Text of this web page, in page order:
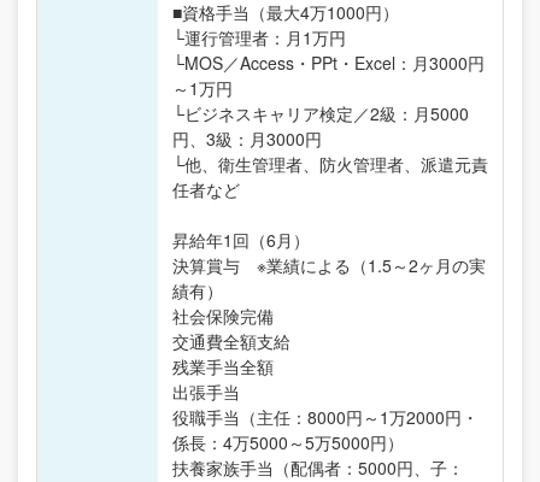
■資格手当（最大4万1000円）
└運行管理者：月1万円
└MOS／Access・PPt・Excel：月3000円
～1万円
└ビジネスキャリア検定／2級：月5000
円、3級：月3000円
└他、衛生管理者、防火管理者、派遣元責
任者など
昇給年1回（6月）
決算賞与 ※業績による（1.5～2ヶ月の実
績有）
社会保険完備
交通費全額支給
残業手当全額
出張手当
役職手当（主任：8000円～1万2000円・
係長：4万5000～5万5000円）
扶養家族手当（配偶者：5000円、子：